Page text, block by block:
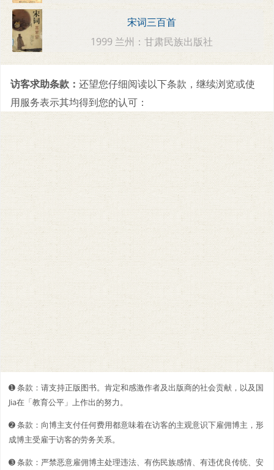
宋词三百首
1999 兰州：甘肃民族出版社
访客求助条款： 还望您仔细阅读以下条款，继续浏览或使
用服务表示其均得到您的认可：
➊️ 条款：请支持正版图书。肯定和感激作者及出版商的社会贡献，以及国
Jia在「教育公平」上作出的努力。
➋️️ 条款：向博主支付任何费用都意味着在访客的主观意识下雇佣博主，形
成博主受雇于访客的劳务关系。
➌ 条款：严禁恶意雇佣博主处理违法、有伤民族感情、有违优良传统、安